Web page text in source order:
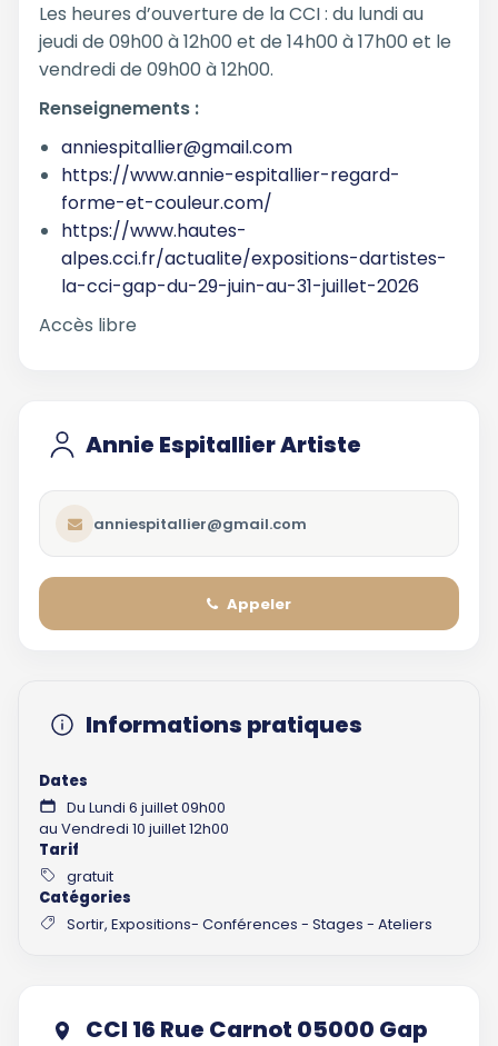
Les heures d’ouverture de la CCI : du lundi au
jeudi de 09h00 à 12h00 et de 14h00 à 17h00 et le
vendredi de 09h00 à 12h00.
Renseignements :
anniespitallier@gmail.com
https://www.annie-espitallier-regard-
forme-et-couleur.com/
https://www.hautes-
alpes.cci.fr/actualite/expositions-dartistes-
la-cci-gap-du-29-juin-au-31-juillet-2026
Accès libre
Annie Espitallier Artiste
anniespitallier@gmail.com
Appeler
Informations pratiques
Dates
Du Lundi 6 juillet 09h00
au Vendredi 10 juillet 12h00
Tarif
gratuit
Catégories
Sortir, Expositions- Conférences - Stages - Ateliers
CCI 16 Rue Carnot 05000 Gap